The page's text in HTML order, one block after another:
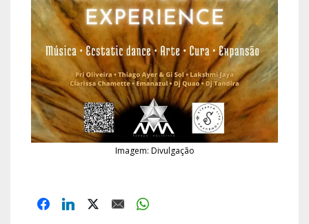
Imagem: Divulgação